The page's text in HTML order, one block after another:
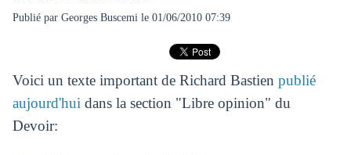
Publié par Georges Buscemile 01/06/2010 07:39
Voici un texte important de Richard Bastien publié
aujourd'hui dans la section "Libre opinion" du
Devoir: